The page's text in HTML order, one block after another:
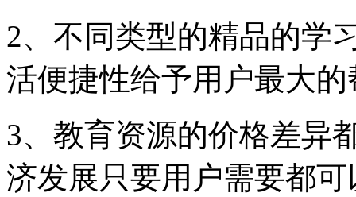
2、不同类型的精品的学
活便捷性给予用户最大的
3、教育资源的价格差异
济发展只要用户需要都